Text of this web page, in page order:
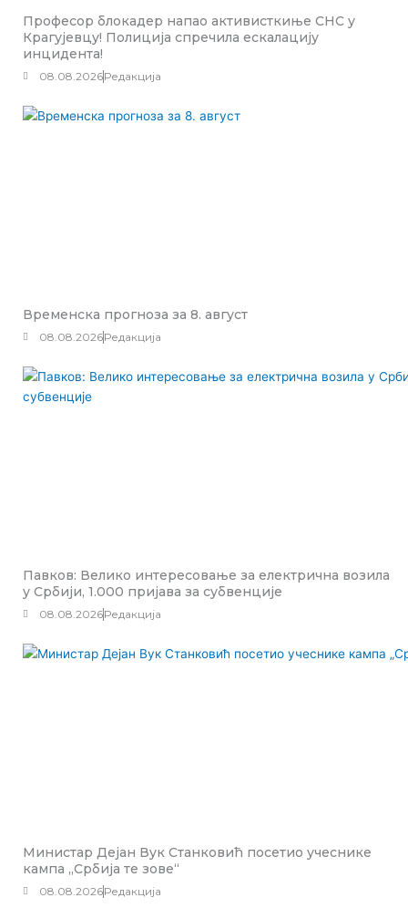
Професор блокадер напао активисткиње СНС у
Крагујевцу! Полиција спречила ескалацију
инцидента!
08.08.2026Редакција
Временска прогноза за 8. август
08.08.2026Редакција
Павков: Велико интересовање за електрична возила
у Србији, 1.000 пријава за субвенције
08.08.2026Редакција
Министар Дејан Вук Станковић посетио учеснике
кампа „Србија те зове“
08.08.2026Редакција